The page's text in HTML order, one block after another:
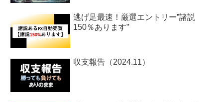
逃げ足最速！厳選エントリー”諸説
150％あります”
収支報告（2024.11）